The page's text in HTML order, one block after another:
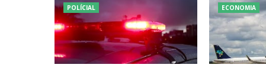
POLÍCIAL ECONOMIA